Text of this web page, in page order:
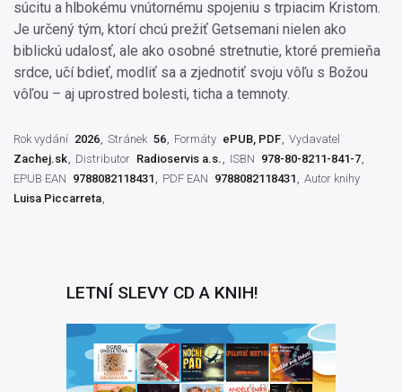
súcitu a hlbokému vnútornému spojeniu s trpiacim Kristom.
Je určený tým, ktorí chcú prežiť Getsemani nielen ako
biblickú udalosť, ale ako osobné stretnutie, ktoré premieňa
srdce, učí bdieť, modliť sa a zjednotiť svoju vôľu s Božou
vôľou – aj uprostred bolesti, ticha a temnoty.
Rok vydání 2026 Stránek 56 Formáty ePUB, PDF Vydavatel
Zachej.sk
Distributor Radioservis a.s. ISBN 978-80-8211-841-7
EPUB EAN 9788082118431 PDF EAN 9788082118431
Autor knihy
Luisa Piccarreta
LETNÍ SLEVY CD A KNIH!